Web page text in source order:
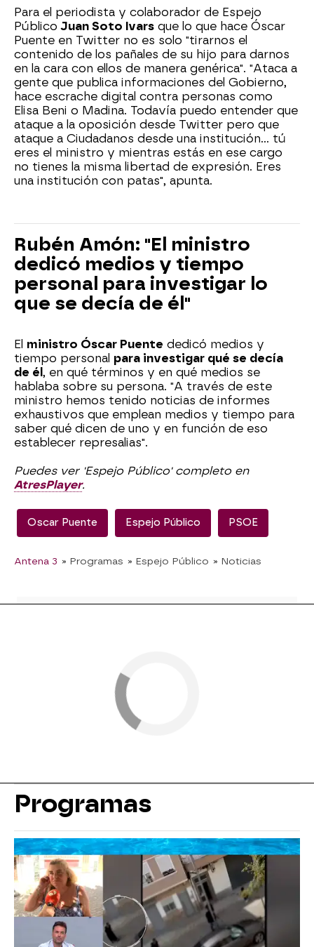
Para el periodista y colaborador de Espejo
Público Juan Soto Ivars que lo que hace Óscar
Puente en Twitter no es solo "tirarnos el
contenido de los pañales de su hijo para darnos
en la cara con ellos de manera genérica". "Ataca a
gente que publica informaciones del Gobierno,
hace escrache digital contra personas como
Elisa Beni o Madina. Todavía puedo entender que
ataque a la oposición desde Twitter pero que
ataque a Ciudadanos desde una institución... tú
eres el ministro y mientras estás en ese cargo
no tienes la misma libertad de expresión. Eres
una institución con patas", apunta.
Rubén Amón: "El ministro
dedicó medios y tiempo
personal para investigar lo
que se decía de él"
El ministro Óscar Puente dedicó medios y
tiempo personal para investigar qué se decía
de él , en qué términos y en qué medios se
hablaba sobre su persona. "A través de este
ministro hemos tenido noticias de informes
exhaustivos que emplean medios y tiempo para
saber qué dicen de uno y en función de eso
establecer represalias".
Puedes ver 'Espejo Público' completo en
AtresPlayer.
Oscar Puente Espejo Público PSOE
Antena 3 » Programas » Espejo Público » Noticias
Programas